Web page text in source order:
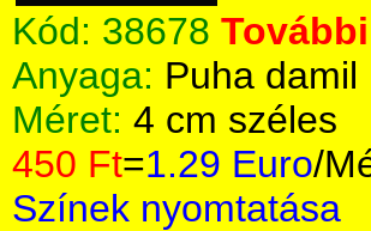
Kód: 38678
Anyaga: Puha damil
Méret: 4 cm széles
450 Ft=1.29 Euro/
Színek nyomtatása